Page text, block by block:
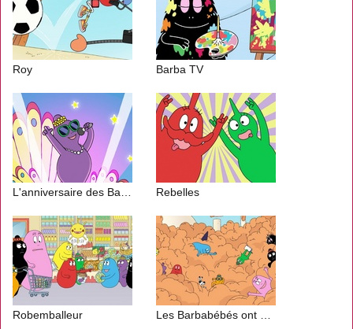
Roy Barba TV
Rebelles
Robemballeur